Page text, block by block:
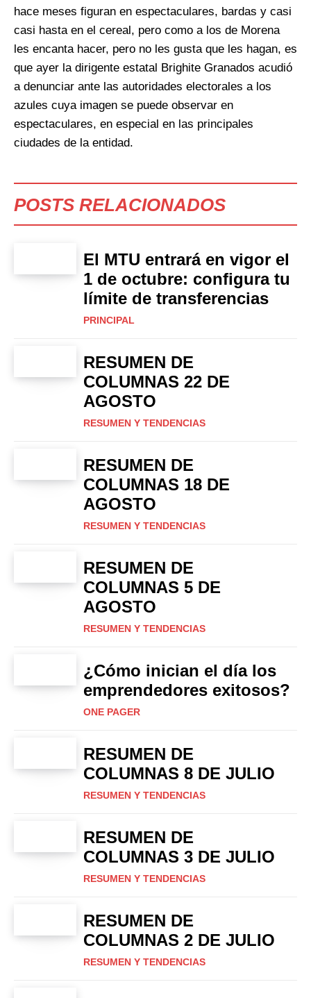
hace meses figuran en espectaculares, bardas y casi
casi hasta en el cereal, pero como a los de Morena
les encanta hacer, pero no les gusta que les hagan, es
que ayer la dirigente estatal Brighite Granados acudió
a denunciar ante las autoridades electorales a los
azules cuya imagen se puede observar en
espectaculares, en especial en las principales
ciudades de la entidad.
POSTS RELACIONADOS
El MTU entrará en vigor el
1 de octubre: configura tu
límite de transferencias
PRINCIPAL
RESUMEN DE
COLUMNAS 22 DE
AGOSTO
RESUMEN Y TENDENCIAS
RESUMEN DE
COLUMNAS 18 DE
AGOSTO
RESUMEN Y TENDENCIAS
RESUMEN DE
COLUMNAS 5 DE
AGOSTO
RESUMEN Y TENDENCIAS
¿Cómo inician el día los
emprendedores exitosos?
ONE PAGER
RESUMEN DE
COLUMNAS 8 DE JULIO
RESUMEN Y TENDENCIAS
RESUMEN DE
COLUMNAS 3 DE JULIO
RESUMEN Y TENDENCIAS
RESUMEN DE
COLUMNAS 2 DE JULIO
RESUMEN Y TENDENCIAS